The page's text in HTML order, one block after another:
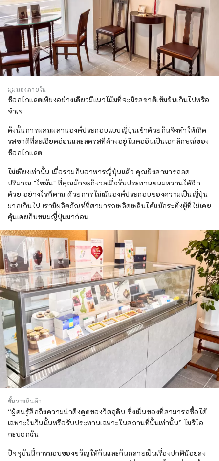
คุณ - ภูเขาเขียวสวยงาม ลำธารอันใสสะอาดที่ดู
เหมือนจะชำระล้างแม้แต่จิตวิญญาณของคุณได้
จังหวัดกิฟุได้รับพรให้มีทิวทัศน์ทางธรรมชาติที่
สวยงามและมีประวัติศาสตร์อันยาวนานในฐานะ
เมืองที่อาศัยอยู่ร่วมกับน้ำอย่างกลมกลืน ใช้เวลา
เดินเพียง 20 นาทีจากโรงแรม คุณจะพบกับน้ำตก
ธรรมชาติแห่งเดียวของเมือง ซึ่งได้รับน้ำจาก
เปลี่ยนแปลงไปตามฤดูกาล ไม่ว่าจะเป็นฤดูใบไม้
ของผู้คนที่ฝังตัวอยู่ในน้ำ และอุตสาหกรรมและ
วัฒนธรรมที่ได้รับการหล่อเลี้ยงผ่านน้ำ โรงแรมรี
โยงเข้ากับเมืองและผู้คน โปรดเพลิดเพลินตาม
ความพอใจ
มุมมองภายใน
ช็อกโกแลตเพียงอย่างเดียวมีแนวโน้มที่จะมีรสชาติเข้มข้นเกินไปหรือ
จำเจ
ดังนั้นการผสมผสานองค์ประกอบแบบญี่ปุ่นเข้าด้วยกันจึงทำให้เกิด
รสชาติที่ละเอียดอ่อนและลดรสที่ค้างอยู่ในคออันเป็นเอกลักษณ์ของ
ช็อกโกแลต
ไม่เพียงเท่านั้น เมื่อรวมกับอาหารญี่ปุ่นแล้ว คุณยังสามารถลด
ปริมาณ "ไขมัน" ที่คุณมักจะกังวลเมื่อรับประทานขนมหวานได้อีก
ด้วย อย่างไรก็ตาม ด้วยการไม่เน้นองค์ประกอบของความเป็นญี่ปุ่น
มากเกินไป เรามีผลิตภัณฑ์ที่สามารถเพลิดเพลินได้แม้กระทั่งผู้ที่ไม่เคย
คุ้นเคยกับขนมญี่ปุ่นมาก่อน
ชั้นวางสินค้า
“ผู้คนรู้สึกถึงความน่าดึงดูดของวัตถุดิบ ซึ่งเป็นของที่สามารถซื้อได้
เฉพาะในวันนั้นหรือรับประทานเฉพาะในสถานที่นั้นเท่านั้น” โมริโอ
กะบอกฉัน
ปัจจุบันนี้การมอบของขวัญให้กันและกันกลายเป็นเรื่องปกติน้อยลง